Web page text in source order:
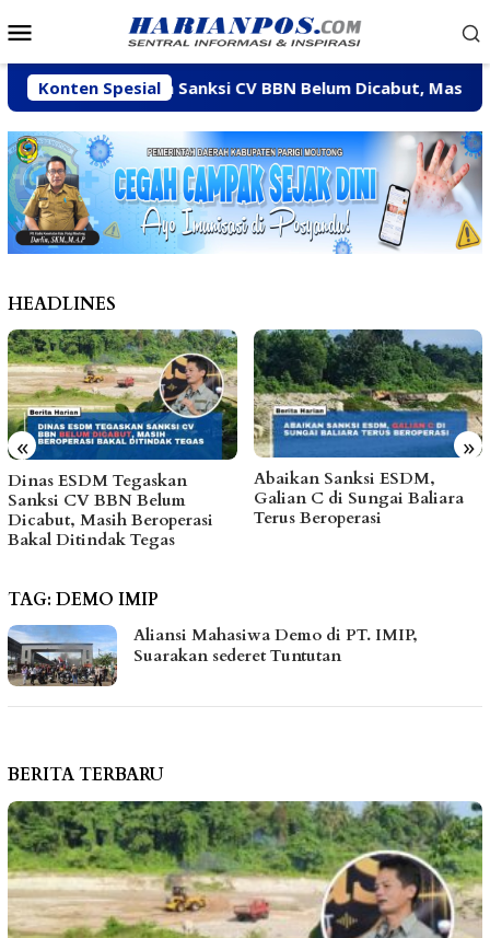
ke
Mobile
Konten Spesial
Tegaskan Sanksi CV BBN Belum Dicabut, Masih
HEADLINES
« »
Abaikan Sanksi ESDM,
Galian C di Sungai Baliara
Terus Beroperasi
Arpan Sahar Prioritaskan
Kawal Kebutuhan Dasar
Warga Pesisir di Tengah
TAG: DEMO IMIP
Aliansi Mahasiwa Demo di PT. IMIP,
Suarakan sederet Tuntutan
BERITA TERBARU